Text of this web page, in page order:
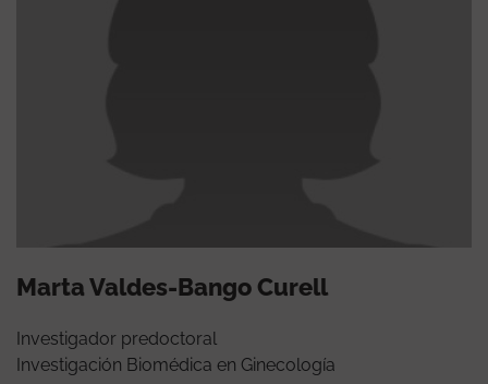
Marta Valdes-Bango Curell
Investigador predoctoral
Investigación Biomédica en Ginecología